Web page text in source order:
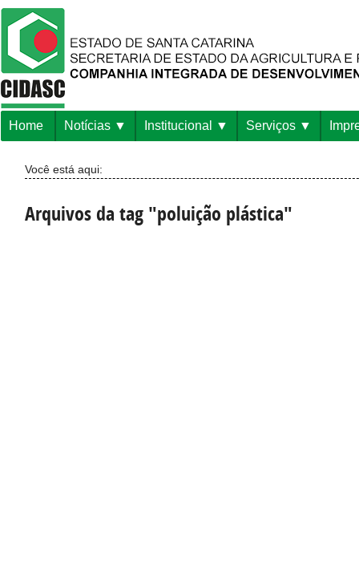
Home Notícias Institucional Serviços
Você está aqui:
Arquivos da tag "poluição plástica"